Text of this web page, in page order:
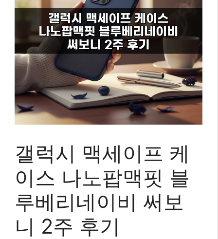
갤럭시 맥세이프 케
이스 나노팝맥핏 블
루베리네이비 써보
니 2주 후기